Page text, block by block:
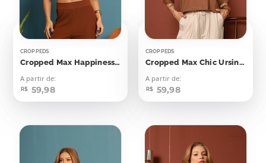
CROPPEDS
Cropped Max Happiness Tastes Like Chocolate
A partir de:
R$ 59,98
CROPPEDS
Cropped Max Chic Ursinha
A partir de:
R$ 59,98